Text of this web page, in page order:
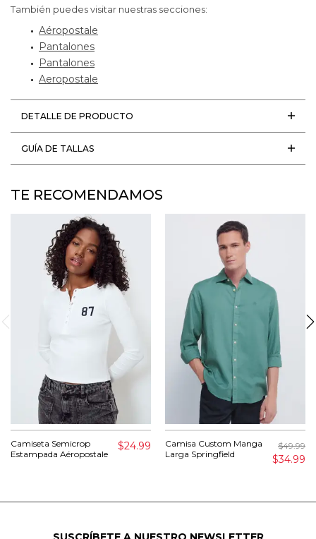
También puedes visitar nuestras secciones:
Aéropostale
Pantalones
Pantalones
Aeropostale
DETALLE DE PRODUCTO
GUÍA DE TALLAS
TE RECOMENDAMOS
Camiseta Semicrop
Estampada Aéropostale
$24.99
Camisa Custom Manga
Larga Springfield
$49.99
$34.99